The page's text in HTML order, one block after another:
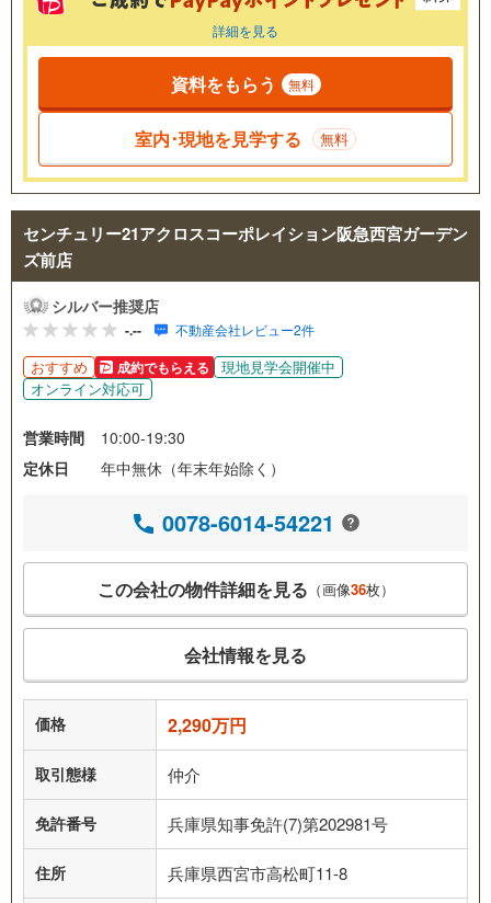
詳細を見る
資料をもらう 無料
室内･現地を見学する 無料
センチュリー21アクロスコーポレイション阪急西宮ガーデン
ズ前店
シルバー推奨店
-.-- 不動産会社レビュー2件
おすすめ 成約でもらえる
現地見学会開催中
オンライン対応可
営業時間
10:00-19:30
定休日
年中無休（年末年始除く）
0078-6014-54221
この会社の物件詳細を見る （画像36枚）
会社情報を見る
価格 2,290万円
取引態様 仲介
免許番号 兵庫県知事免許(7)第202981号
住所 兵庫県西宮市高松町11-8